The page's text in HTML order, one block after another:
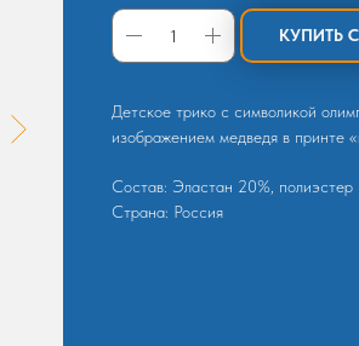
КУПИТЬ
Детское трико с символикой
изображением медведя в принте
Состав: Эластан 20%, полиэстер
Страна: Россия